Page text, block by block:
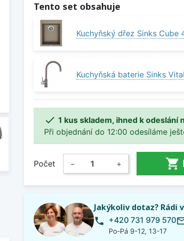
Tento set obsahuje
Kuchyňský dřez Sinks Cube
Kuchyňská baterie Sinks
 1 kus skladem, ihned k odeslání
Při objednání do 12:00 odesíláme
Počet − + 
Jakýkoliv dotaz? Rádi
phone +420 731 979 570
Po-Pá 9-12, 13-17